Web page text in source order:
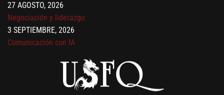
27 AGOSTO, 2026
Negociación y liderazgo
3 SEPTIEMBRE, 2026
Comunicación con IA
Gobernanza de datos
13 AGOSTO, 2026
Finanzas para no financieros